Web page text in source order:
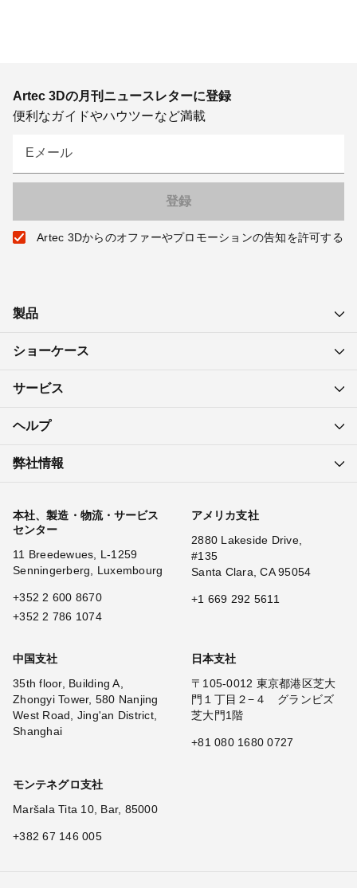
Artec 3Dの月刊ニュースレターに登録
便利なガイドやハウツーなど満載
Eメール
Artec 3Dからのオファーやプロモーションの告知を許可する
製品
ショーケース
サービス
ヘルプ
弊社情報
本社、製造・物流・サービス
センター
11 Breedewues, L-1259
Senningerberg, Luxembourg
+352 2 600 8670
+352 2 786 1074
アメリカ支社
2880 Lakeside Drive,
#135
Santa Clara, CA 95054
+1 669 292 5611
中国支社
35th floor, Building A,
Zhongyi Tower, 580 Nanjing
West Road, Jing'an District,
Shanghai
日本支社
〒105-0012 東京都港区芝大
門１丁目２−４ グランビズ
芝大門1階
+81 080 1680 0727
モンテネグロ支社
Maršala Tita 10, Bar, 85000
+382 67 146 005